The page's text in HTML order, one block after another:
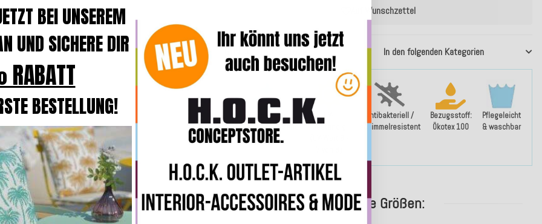
Wasser- und
schmutzabweisend
UV-
beständig
Antibakteriell /
schimmelresistent
Bezugsstoff:
Ökotex 100
Pflegeleicht
& waschbar
In den folgenden Kategorien
Auf Wunschzettel
weitere Größen:
BEI UNSEREM
UND SICHERE DIR
BESTELLUNG!